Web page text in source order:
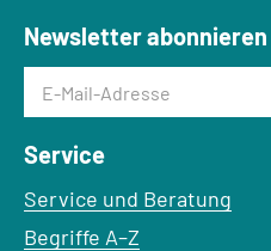
Newsletter abonnieren
E-Mail-Adresse
Service
Service und Beratung
Begriffe A–Z